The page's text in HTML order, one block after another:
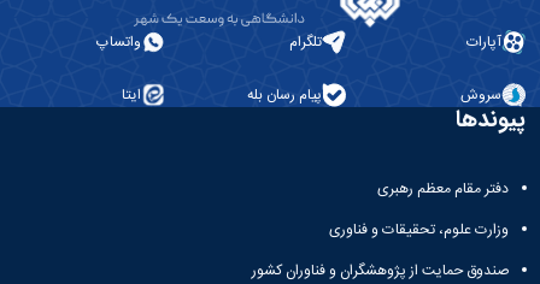
آپارات تلگرام واتساپ
سروش پیام رسان بله ایتا
پیوندها
دفتر مقام معظم رهبری
وزارت علوم، تحقیقات و فناوری
صندوق حمایت از پژوهشگران و فناوران کشور